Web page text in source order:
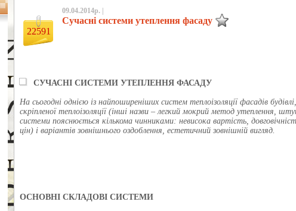
22591
09.04.2014р. |
Сучасні системи утеплення фасаду
СУЧАСНІ СИСТЕМИ УТЕПЛЕННЯ ФАСАДУ
На сьогодні однією із найпоширеніших систем теплоізоляції фасадів
скріпленої теплоізоляції (інші назви – легкий мокрий метод утеплення,
системи пояснюється кількома чинниками: невисока вартість,
цін) і варіантів зовнішнього оздоблення, естетичний зовнішній вигляд.
ОСНОВНІ СКЛАДОВІ СИСТЕМИ